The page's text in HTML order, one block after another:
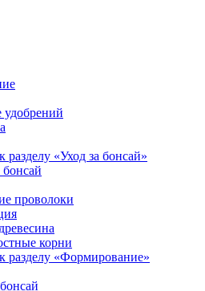
удобрений
разделу «Уход за бонсай»
проволоки
корни
разделу «Формирование»